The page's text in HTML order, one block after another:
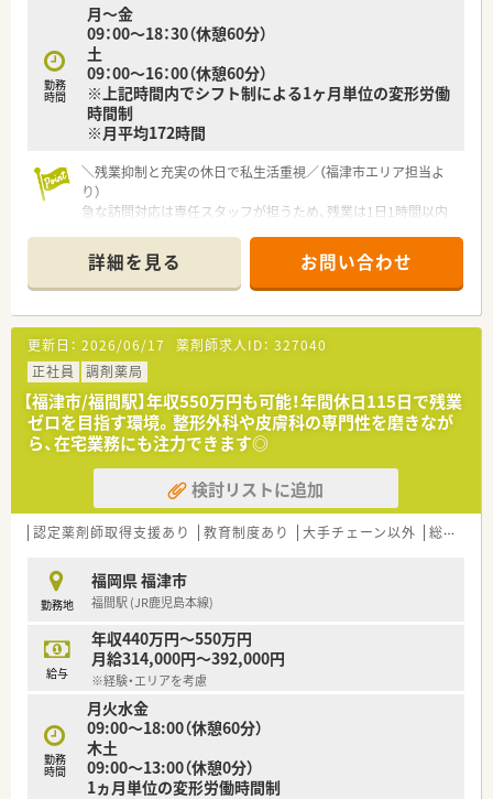
勤務
時間
月～金
09：00～18：30（休憩60分）
土
09：00～16：00（休憩60分）
※上記時間内でシフト制による1ヶ月単位の変形労働
時間制
※月平均172時間
＼残業抑制と充実の休日で私生活重視／（福津市エリア担当よ
り）
急な訪問対応は専任スタッフが担うため、残業は1日1時間以内
保できる環境ですよ。
＊------------------------------------------＊
【店舗情報と応需状況について】
■外来は外科や小児科など広範囲に渡り、1日20枚程度の処方箋
を応需して地域医療に貢献しています。
■在宅業務は施設をメインに約100名から110名ほどを担当し、
患者様一人ひとりと丁寧に向き合います。
■福間駅から車で8分ほどの距離に位置しており、渋滞の少ない
ルートで毎日のマイカー通勤も快適です。
【法人特徴について】
■2021年に東証グロース市場へ上場を果たし、超高齢社会に不
可欠な在宅医療を主軸に成長中です。
■福岡県内を中心に全国で60店舗以上を展開しており、安定し
■薬剤師から営業職へのジョブチェンジなど、個人の志向に合わ
せて柔軟にキャリアを選択できる組織です。
【勤務実態について】
■臨時処方に対応する専任薬剤師を配置しているため、急な対応
による大幅な残業は発生しにくいです。
■1分単位で残業代が支給される仕組みが整っており、働いた分
だけしっかりと反映されるので安心です。
■有給休暇の消化率は約70パーセントと高く、ワークライフバ
ランスを保ちながら無理なく勤務できます。
詳細を見る お問い合わせ
更新日： 2026/06/17 薬剤師求人ID： 327040
正社員
調剤薬局
【福津市/福間駅】年収550万円も可能！年間休日115日で残業
ゼロを目指す環境。整形外科や皮膚科の専門性を磨きなが
ら、在宅業務にも注力できます◎
検討リストに追加
認定薬剤師取得支援あり 教育制度あり 大手チェーン以外 総合科目
勤務地
福岡県 福津市
福間駅 (JR鹿児島本線)
給与
年収440万円～550万円
月給314,000円～392,000円
※経験・エリアを考慮
勤務
時間
月火水金
09:00～18:00（休憩60分）
木土
09:00～13:00（休憩0分）
1ヵ月単位の変形労働時間制